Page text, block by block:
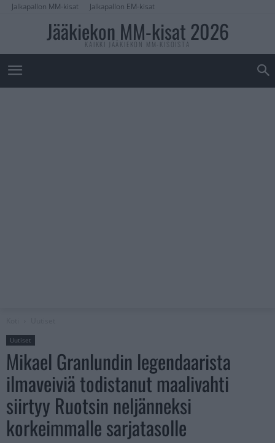
Jalkapallon MM-kisat Jalkapallon EM-kisat
Jääkiekon MM-kisat 2026
KAIKKI JÄÄKIEKON MM-KISOISTA
Uutiset
Mikael Granlundin legendaarista
ilmaveiviä todistanut maalivahti
siirtyy Ruotsin neljänneksi
korkeimmalle sarjatasolle